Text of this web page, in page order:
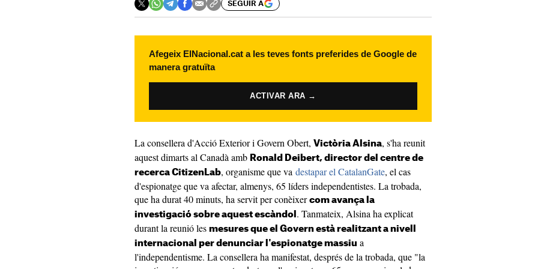
SEGUIR A
Afegeix ElNacional.cat a les teves fonts preferides de Google de
manera gratuïta
ACTIVAR ARA →
La consellera d'Acció Exterior i Govern Obert, Victòria Alsina, s'ha reunit
aquest dimarts al Canadà amb Ronald Deibert, director del centre de
recerca CitizenLab, organisme que va destapar el CatalanGate, el cas
d'espionatge que va afectar, almenys, 65 líders independentistes. La trobada,
que ha durat 40 minuts, ha servit per conèixer com avança la
investigació sobre aquest escàndol . Tanmateix, Alsina ha explicat
durant la reunió les mesures que el Govern està realitzant a nivell
internacional per denunciar l'espionatge massiu a
l'independentisme. La consellera ha manifestat, després de la trobada, que "la